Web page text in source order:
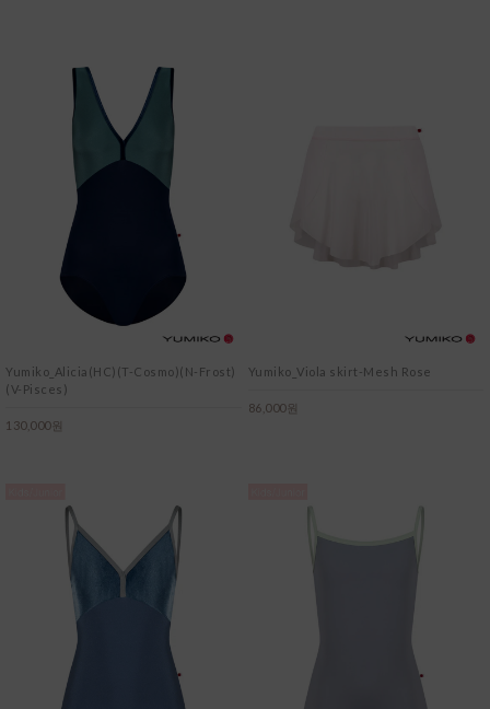
Yumiko_Alicia(HC)(T-Cosmo)(N-Frost)
(V-Pisces)
130,000원
Yumiko_Viola skirt-Mesh Rose
86,000원